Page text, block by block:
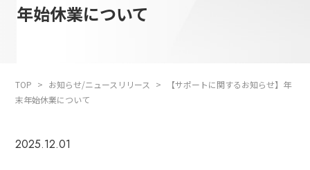
年始休業について
TOP お知らせ/ニュースリリース
【サポートに関するお知らせ】年
末年始休業について
2025.12.01